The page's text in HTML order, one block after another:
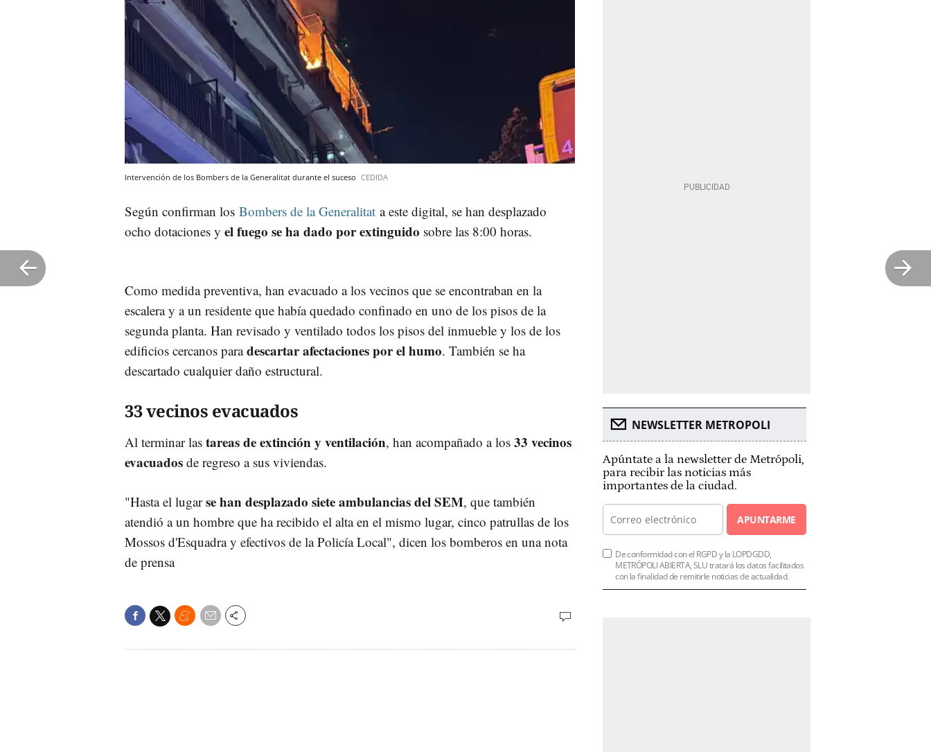
Intervención de los Bombers de la Generalitat durante el suceso CEDIDA
Según confirman los Bombers de la Generalitat a este digital, se han desplazado
ocho dotaciones y el fuego se ha dado por extinguido sobre las 8:00 horas.
Como medida preventiva, han evacuado a los vecinos que se encontraban en la
escalera y a un residente que había quedado confinado en uno de los pisos de la
segunda planta. Han revisado y ventilado todos los pisos del inmueble y los de los
edificios cercanos paradescartar afectaciones por el humo. También se ha
descartado cualquier daño estructural.
33 vecinos evacuados
Al terminar las tareas de extinción y ventilación, han acompañado a los 33 vecinos
evacuados de regreso a sus viviendas.
"Hasta el lugarse han desplazado siete ambulancias del SEM, que también
atendió a un hombre que ha recibido el alta en el mismo lugar, cinco patrullas de los
Mossos d'Esquadra y efectivos de la Policía Local", dicen los bomberos en una nota
de prensa
NEWSLETTER METROPOLI
Apúntate a la newsletter de Metrópoli,
para recibir las noticias más
importantes de la ciudad.
APUNTARME
De conformidad con el RGPD y la LOPDGDD,
METRÓPOLI ABIERTA, SLU tratará los datos facilitados
con la finalidad de remitirle noticias de actualidad.